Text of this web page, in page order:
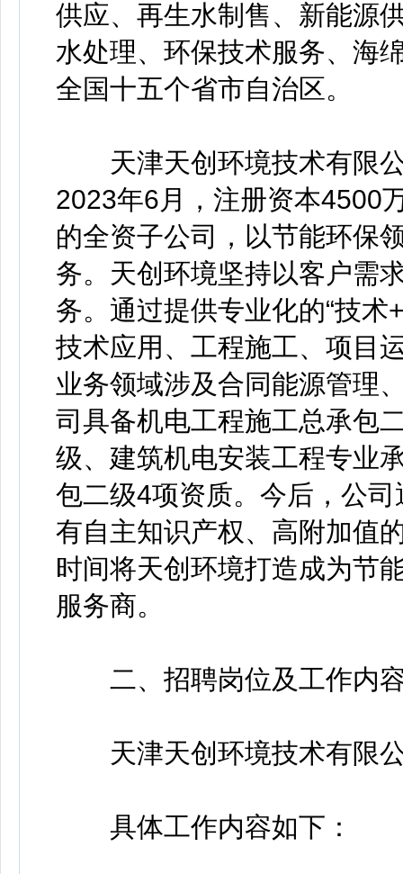
供应、再生水制售、新能源
水处理、环保技术服务、海
全国十五个省市自治区。
天津天创环境技术有限公
2023年6月，注册资本4500
的全资子公司，以节能环保
务。天创环境坚持以客户需
务。通过提供专业化的“技
技术应用、工程施工、项目
业务领域涉及合同能源管理
司具备机电工程施工总承包
级、建筑机电安装工程专业
包二级4项资质。今后，公
有自主知识产权、高附加值
时间将天创环境打造成为节
服务商。
二、招聘岗位及工作内
天津天创环境技术有限公
具体工作内容如下：